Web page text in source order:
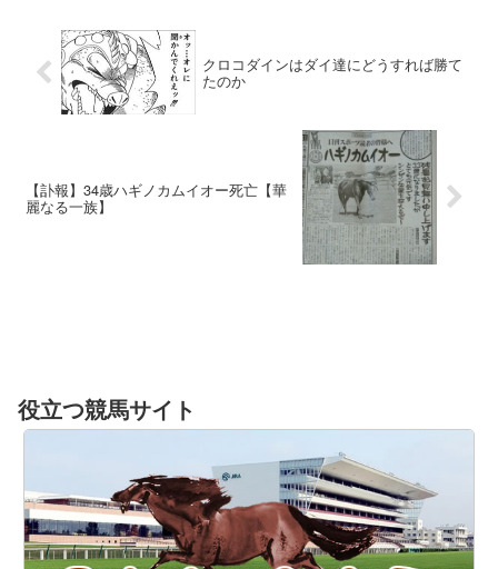
クロコダインはダイ達にどうすれば勝て
たのか
【訃報】34歳ハギノカムイオー死亡【華
麗なる一族】
役立つ競馬サイト